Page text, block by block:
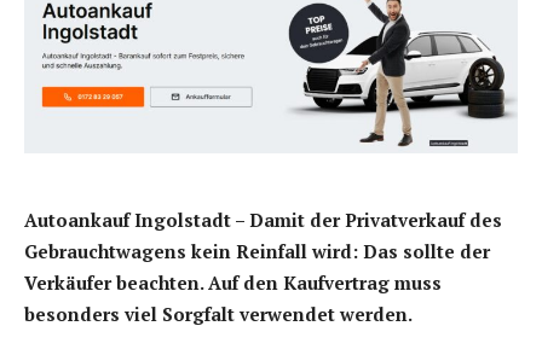
Autoankauf Ingolstadt – Damit der Privatverkauf des
Gebrauchtwagens kein Reinfall wird: Das sollte der
Verkäufer beachten. Auf den Kaufvertrag muss
besonders viel Sorgfalt verwendet werden.